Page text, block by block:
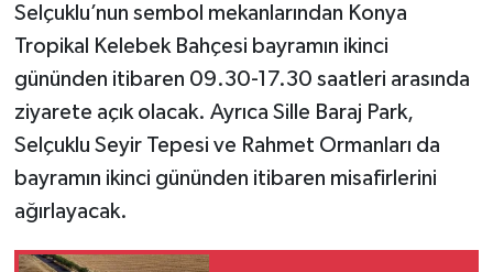
Selçuklu’nun sembol mekanlarından Konya
Tropikal Kelebek Bahçesi bayramın ikinci
gününden itibaren 09.30-17.30 saatleri arasında
ziyarete açık olacak. Ayrıca Sille Baraj Park,
Selçuklu Seyir Tepesi ve Rahmet Ormanları da
bayramın ikinci gününden itibaren misafirlerini
ağırlayacak.